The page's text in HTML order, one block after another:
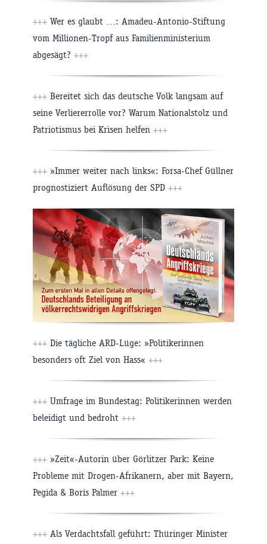
+++ Wer es glaubt …: Amadeu-Antonio-Stiftung
vom Millionen-Tropf aus Familienministerium
abgesägt? +++
+++ Bereitet sich das deutsche Volk langsam auf
seine Verliererrolle vor? Warum Nationalstolz und
Patriotismus bei Krisen helfen +++
+++ »Immer weiter nach links«: Forsa-Chef Güllner
prognostiziert Auflösung der SPD +++
+++ Die tägliche ARD-Lüge: »Politikerinnen
besonders oft Ziel von Hass« +++
+++ Umfrage im Bundestag: Politikerinnen werden
beleidigt und bedroht +++
+++ »Zeit«-Autorin über Görlitzer Park: Keine
Probleme mit Drogen-Afrikanern, aber mit Bayern,
Pegida & Boris Palmer +++
+++ Als Verdachtsfall geführt: Thüringer Minister